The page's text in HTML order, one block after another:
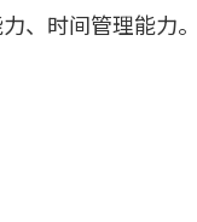
、时间管理能力。